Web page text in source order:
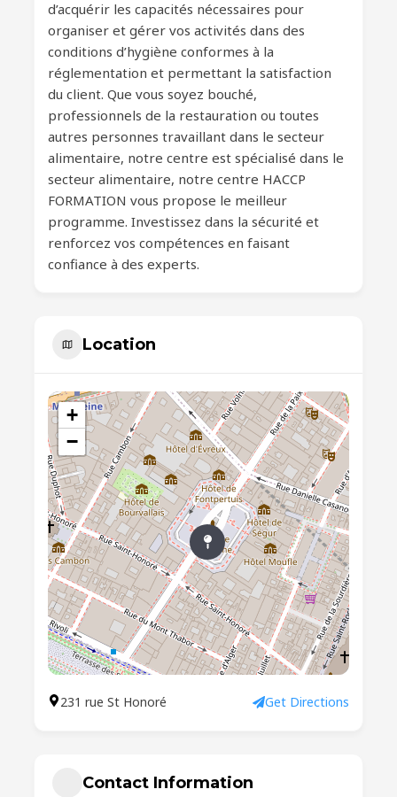
d’acquérir les capacités nécessaires pour
organiser et gérer vos activités dans des
conditions d’hygiène conformes à la
réglementation et permettant la satisfaction
du client. Que vous soyez bouché,
professionnels de la restauration ou toutes
autres personnes travaillant dans le secteur
alimentaire, notre centre est spécialisé dans le
secteur alimentaire, notre centre HACCP
FORMATION vous propose le meilleur
programme. Investissez dans la sécurité et
renforcez vos compétences en faisant
confiance à des experts.
Location
+
−
231 rue St Honoré Get Directions
Contact Information